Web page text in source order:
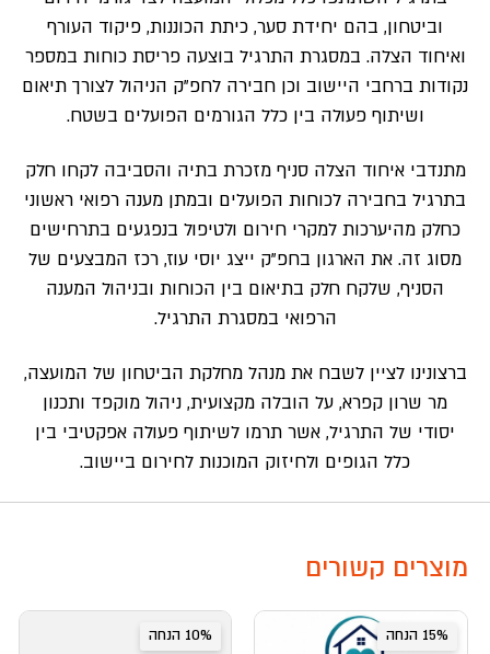
וביטחון, בהם יחידת סער, כיתת הכוננות, פיקוד העורף
ואיחוד הצלה. במסגרת התרגיל בוצעה פריסת כוחות במספר
נקודות ברחבי היישוב וכן חבירה לחפ”ק הניהול לצורך תיאום
ושיתוף פעולה בין כלל הגורמים הפועלים בשטח.
מתנדבי איחוד הצלה סניף מזכרת בתיה והסביבה לקחו חלק
בתרגיל בחבירה לכוחות הפועלים ובמתן מענה רפואי ראשוני
כחלק מהיערכות למקרי חירום ולטיפול בנפגעים בתרחישים
מסוג זה. את הארגון בחפ”ק ייצג יוסי עוז, רכז המבצעים של
הסניף, שלקח חלק בתיאום בין הכוחות ובניהול המענה
הרפואי במסגרת התרגיל.
ברצונינו לציין לשבח את מנהל מחלקת הביטחון של המועצה,
מר שרון קפרא, על הובלה מקצועית, ניהול מוקפד ותכנון
יסודי של התרגיל, אשר תרמו לשיתוף פעולה אפקטיבי בין
כלל הגופים ולחיזוק המוכנות לחירום ביישוב.
מוצרים קשורים
15% הנחה 10% הנחה